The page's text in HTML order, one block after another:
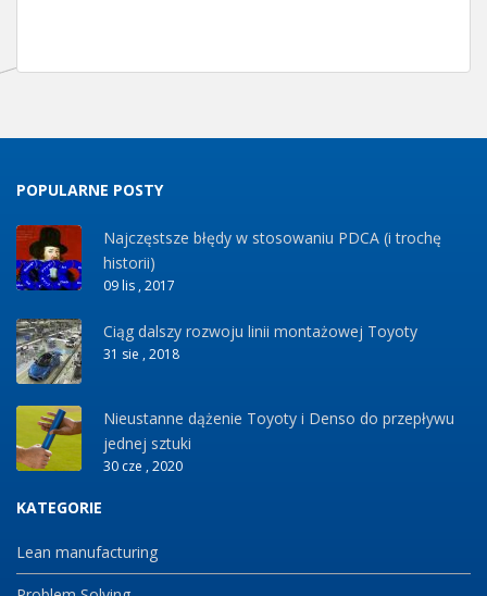
POPULARNE POSTY
Najczęstsze błędy w stosowaniu PDCA (i trochę
historii)
09 lis , 2017
Ciąg dalszy rozwoju linii montażowej Toyoty
31 sie , 2018
Nieustanne dążenie Toyoty i Denso do przepływu
jednej sztuki
30 cze , 2020
KATEGORIE
Lean manufacturing